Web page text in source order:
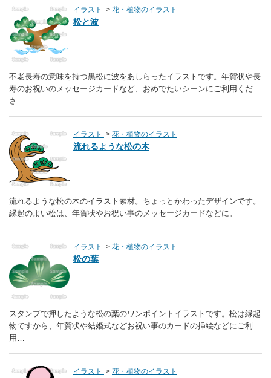
イラスト 花・植物のイラスト
松と波
不老長寿の意味を持つ黒松に波をあしらったイラストです。年賀状や長
寿のお祝いのメッセージカードなど、おめでたいシーンにご利用くだ
さ…
イラスト 花・植物のイラスト
流れるような松の木
流れるような松の木のイラスト素材。ちょっとかわったデザインです。
縁起のよい松は、年賀状やお祝い事のメッセージカードなどに。
イラスト 花・植物のイラスト
松の葉
スタンプで押したような松の葉のワンポイントイラストです。松は縁起
物ですから、年賀状や結婚式などお祝い事のカードの挿絵などにご利
用…
イラスト 花・植物のイラスト